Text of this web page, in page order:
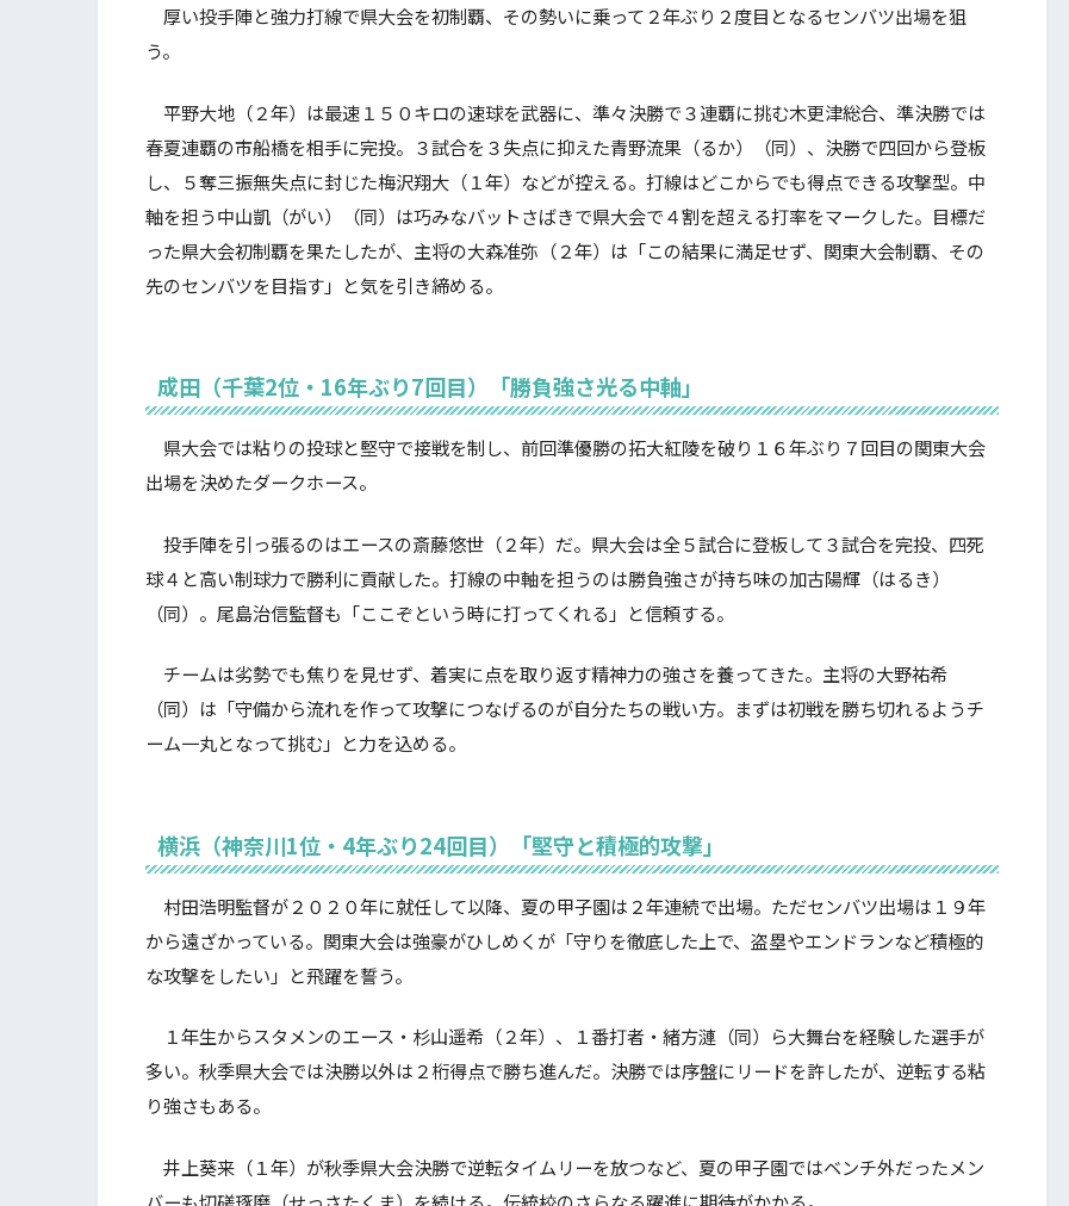
厚い投手陣と強力打線で県大会を初制覇、その勢いに乗って２年ぶり２度目となるセンバツ出場を狙
う。
平野大地（２年）は最速１５０キロの速球を武器に、準々決勝で３連覇に挑む木更津総合、準決勝では
春夏連覇の市船橋を相手に完投。３試合を３失点に抑えた青野流果（るか）（同）、決勝で四回から登板
し、５奪三振無失点に封じた梅沢翔大（１年）などが控える。打線はどこからでも得点できる攻撃型。中
軸を担う中山凱（がい）（同）は巧みなバットさばきで県大会で４割を超える打率をマークした。目標だ
った県大会初制覇を果たしたが、主将の大森准弥（２年）は「この結果に満足せず、関東大会制覇、その
先のセンバツを目指す」と気を引き締める。
成田（千葉2位・16年ぶり7回目）「勝負強さ光る中軸」
県大会では粘りの投球と堅守で接戦を制し、前回準優勝の拓大紅陵を破り１６年ぶり７回目の関東大会
出場を決めたダークホース。
投手陣を引っ張るのはエースの斎藤悠世（２年）だ。県大会は全５試合に登板して３試合を完投、四死
球４と高い制球力で勝利に貢献した。打線の中軸を担うのは勝負強さが持ち味の加古陽輝（はるき）
（同）。尾島治信監督も「ここぞという時に打ってくれる」と信頼する。
チームは劣勢でも焦りを見せず、着実に点を取り返す精神力の強さを養ってきた。主将の大野祐希
（同）は「守備から流れを作って攻撃につなげるのが自分たちの戦い方。まずは初戦を勝ち切れるようチ
ーム一丸となって挑む」と力を込める。
横浜（神奈川1位・4年ぶり24回目）「堅守と積極的攻撃」
村田浩明監督が２０２０年に就任して以降、夏の甲子園は２年連続で出場。ただセンバツ出場は１９年
から遠ざかっている。関東大会は強豪がひしめくが「守りを徹底した上で、盗塁やエンドランなど積極的
な攻撃をしたい」と飛躍を誓う。
１年生からスタメンのエース・杉山遥希（２年）、１番打者・緒方漣（同）ら大舞台を経験した選手が
多い。秋季県大会では決勝以外は２桁得点で勝ち進んだ。決勝では序盤にリードを許したが、逆転する粘
り強さもある。
井上葵来（１年）が秋季県大会決勝で逆転タイムリーを放つなど、夏の甲子園ではベンチ外だったメン